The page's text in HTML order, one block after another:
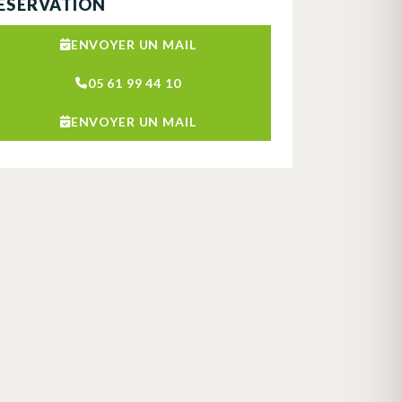
ENVOYER UN MAIL
05 61 99 44 10
ENVOYER UN MAIL